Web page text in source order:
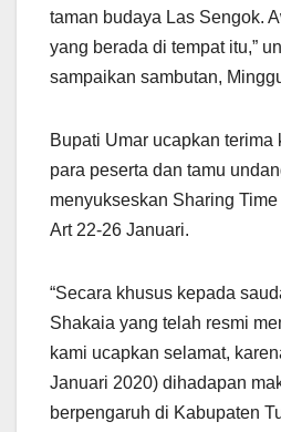
taman budaya Las Sengok.
yang berada di tempat itu,”
sampaikan sambutan,
Bupati Umar ucapkan
para peserta dan tamu
menyukseskan Sharing
Art 22-26 Januari.
“Secara khusus kepada
Shakaia yang telah resmi
kami ucapkan selamat,
Januari 2020) dihadapan
berpengaruh di Kabupaten